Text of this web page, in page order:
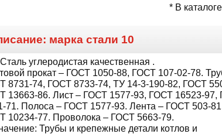
* В
марка стали 10
углеродистая качественная .
прокат – ГОСТ 1050-88, ГОСТ 107-02-78.
8731-74, ГОСТ 8733-74, ТУ 14-3-190-82, ГОСТ
13663-86. Лист – ГОСТ 1577-93, ГОСТ 16523-97,
71. Полоса – ГОСТ 1577-93. Лента – ГОСТ 503-
10234-77. Проволока – ГОСТ 5663-79.
Трубы и крепежные детали котлов и